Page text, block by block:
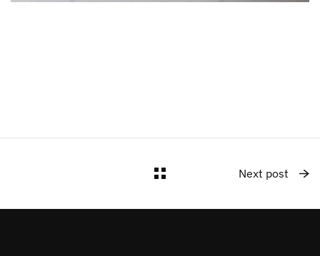
Next post